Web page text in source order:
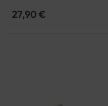
27,90 €